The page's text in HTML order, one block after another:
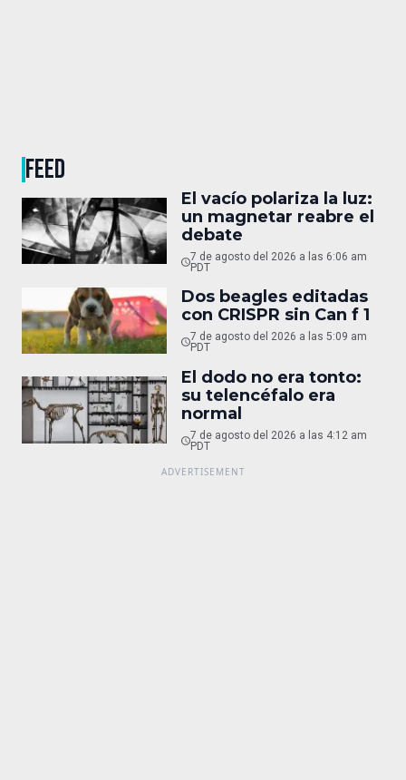
FEED
El vacío polariza la luz:
un magnetar reabre el
debate
7 de agosto del 2026 a las 6:06 am
PDT
Dos beagles editadas
con CRISPR sin Can f 1
7 de agosto del 2026 a las 5:09 am
PDT
El dodo no era tonto:
su telencéfalo era
normal
7 de agosto del 2026 a las 4:12 am
PDT